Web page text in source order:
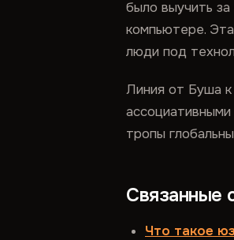
было выучить
компьютере.
люди под
Линия от Буша
тропы
Связанные
Что такое